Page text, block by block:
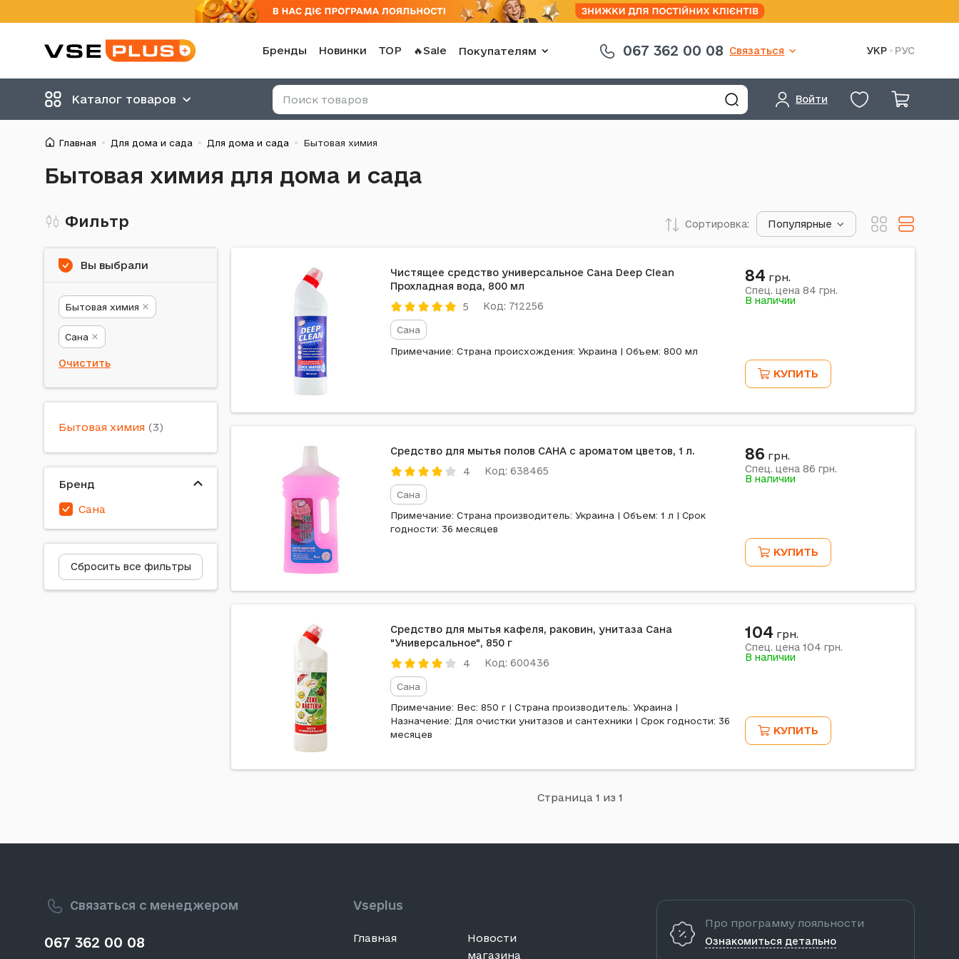
Бренды Новинки TOP 🔥Sale Покупателям 067 362 00 08 Связаться УКР РУС
Войти
Главная Для дома и сада Для дома и сада Бытовая химия
Бытовая химия для дома и сада
Сортировка: Популярные
Чистящее средство универсальное Сана Deep Clean
Прохладная вода, 800 мл
5
Код: 712256
Сана
Примечание: Страна происхождения: Украина | Объем: 800 мл
84 грн.
Спец. цена 84 грн.
В наличии
КУПИТЬ
Средство для мытья полов САНА с ароматом цветов, 1 л.
4
Код: 638465
Сана
Примечание: Страна производитель: Украина | Объем: 1 л | Срок
годности: 36 месяцев
86 грн.
Спец. цена 86 грн.
В наличии
КУПИТЬ
Средство для мытья кафеля, раковин, унитаза Сана
"Универсальное", 850 г
4
Код: 600436
Сана
Примечание: Вес: 850 г | Страна производитель: Украина |
Назначение: Для очистки унитазов и сантехники | Срок годности: 36
месяцев
104 грн.
Спец. цена 104 грн.
В наличии
КУПИТЬ
Страница 1 из 1
Фильтр
Вы выбрали
Бытовая химия
Сана
Очистить
Бытовая химия
Бренд
Сана
Сбросить все фильтры
Связаться с менеджером
067 362 00 08
Vseplus
Главная
Новости
магазина
Про программу лояльности
Ознакомиться детально
Каталог товаров